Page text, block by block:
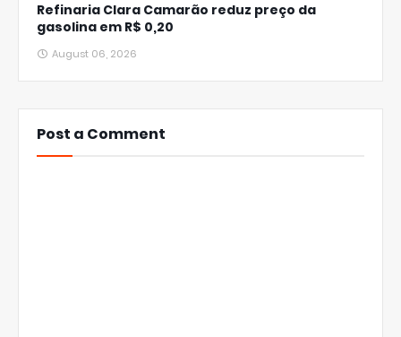
Refinaria Clara Camarão reduz preço da
gasolina em R$ 0,20
August 06, 2026
Post a Comment